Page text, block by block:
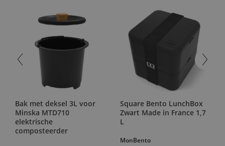
Bak met deksel 3L voor
Minska MTD710
elektrische
composteerder
Square Bento LunchBox
Zwart Made in France 1,7
L
MonBento